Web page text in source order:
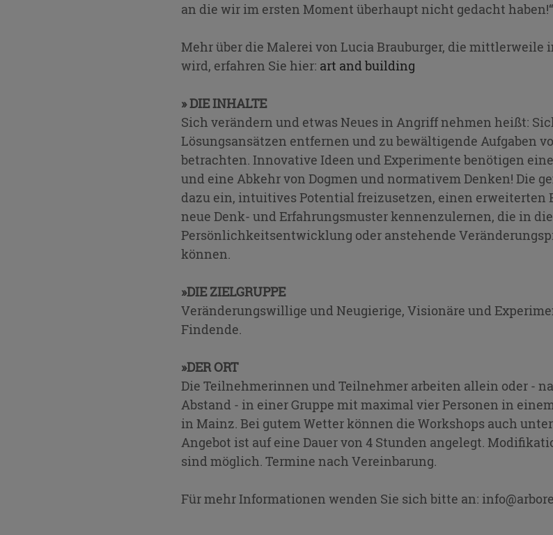
an die wir im ersten Moment überhaupt nicht gedacht haben!“
Mehr über die Malerei von Lucia Brauburger, die mittlerweile
wird, erfahren Sie hier: art and building
» DIE INHALTE
Sich verändern und etwas Neues in Angriff nehmen heißt:
Lösungsansätzen entfernen und zu bewältigende Aufgaben
betrachten. Innovative Ideen und Experimente benötigen
und eine Abkehr von Dogmen und normativem Denken! Die
dazu ein, intuitives Potential freizusetzen, einen
neue Denk- und Erfahrungsmuster kennenzulernen, die in
Persönlichkeitsentwicklung oder anstehende
können.
»DIE ZIELGRUPPE
Veränderungswillige und Neugierige, Visionäre und
Findende.
»DER ORT
Die Teilnehmerinnen und Teilnehmer arbeiten allein oder -
Abstand - in einer Gruppe mit maximal vier Personen in
in Mainz. Bei gutem Wetter können die Workshops auch
Angebot ist auf eine Dauer von 4 Stunden angelegt.
sind möglich. Termine nach Vereinbarung.
Für mehr Informationen wenden Sie sich bitte an: